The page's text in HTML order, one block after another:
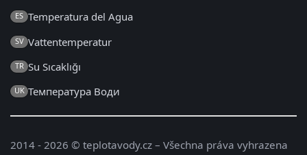
ES Temperatura del Agua
SV Vattentemperatur
TR Su Sıcaklığı
UK Температура Води
2014 - 2026 © teplotavody.cz – Všechna práva vyhrazena